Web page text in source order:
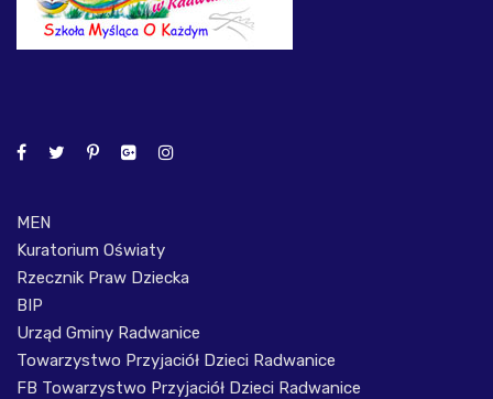
MEN
Kuratorium Oświaty
Rzecznik Praw Dziecka
BIP
Urząd Gminy Radwanice
Towarzystwo Przyjaciół Dzieci Radwanice
FB Towarzystwo Przyjaciół Dzieci Radwanice